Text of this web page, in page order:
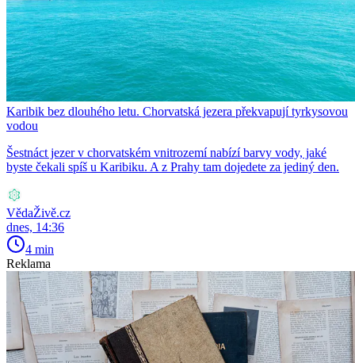
Karibik bez dlouhého letu. Chorvatská jezera překvapují tyrkysovou
vodou
Šestnáct jezer v chorvatském vnitrozemí nabízí barvy vody, jaké
byste čekali spíš u Karibiku. A z Prahy tam dojedete za jediný den.
VědaŽivě.cz
dnes, 14:36
4 min
Reklama